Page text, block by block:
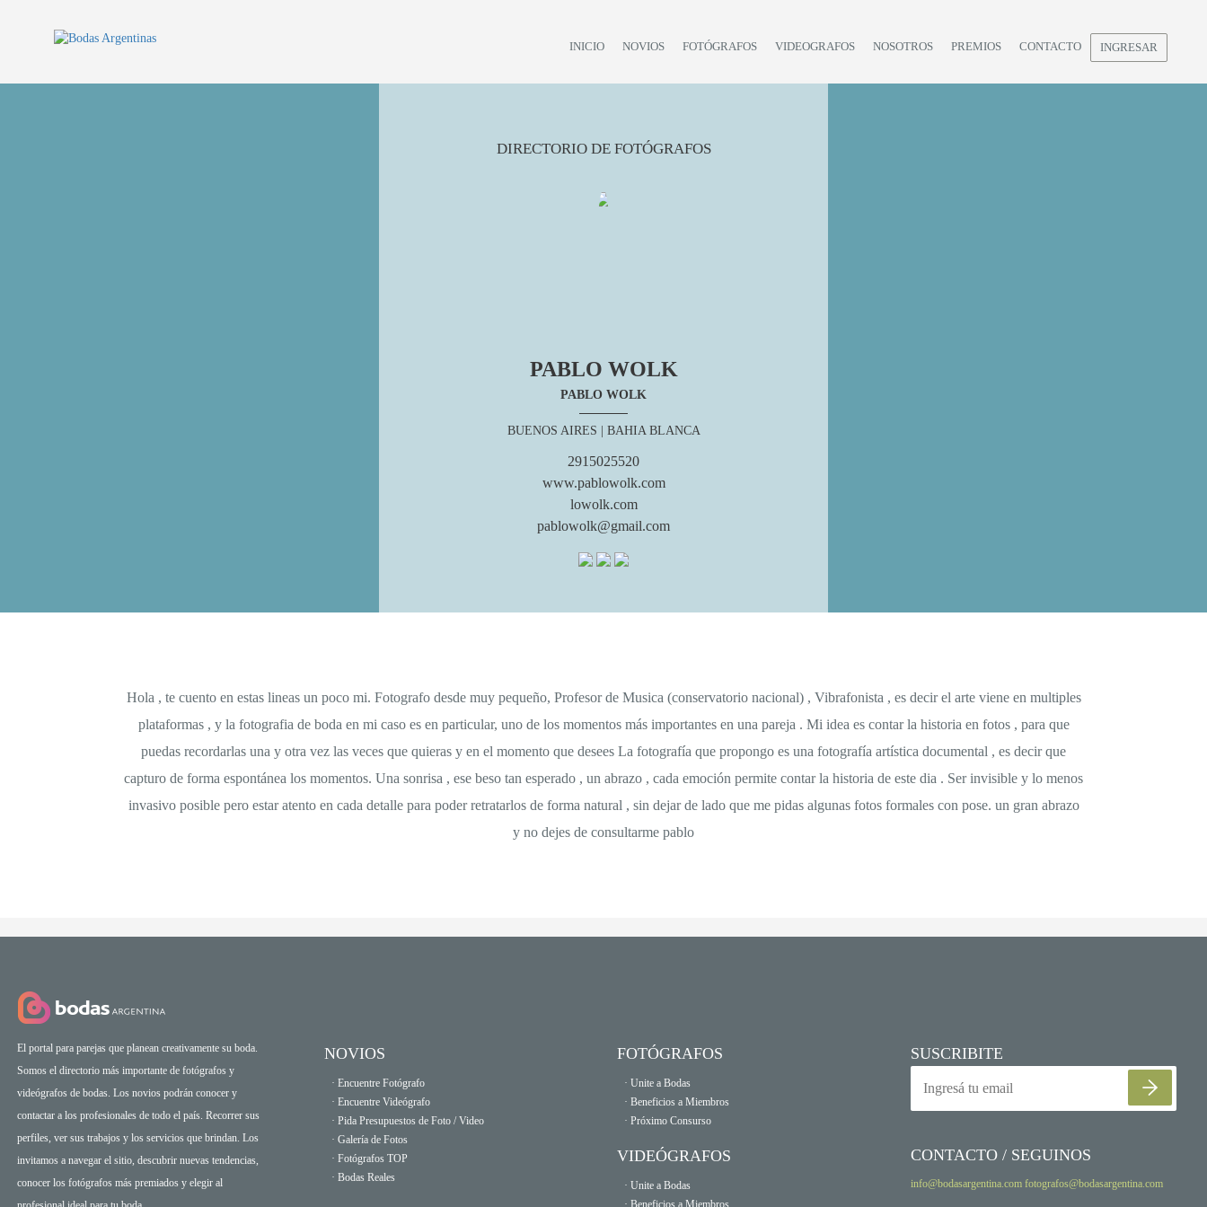
INICIO NOVIOS FOTÓGRAFOS VIDEOGRAFOS NOSOTROS PREMIOS CONTACTO INGRESAR
DIRECTORIO DE FOTÓGRAFOS
PABLO WOLK
PABLO WOLK
BUENOS AIRES | BAHIA BLANCA
2915025520
www.pablowolk.com
lowolk.com
pablowolk@gmail.com
Hola , te cuento en estas lineas un poco mi. Fotografo desde muy pequeño, Profesor de Musica (conservatorio nacional) , Vibrafonista , es decir el arte viene en multiples
plataformas , y la fotografia de boda en mi caso es en particular, uno de los momentos más importantes en una pareja . Mi idea es contar la historia en fotos , para que
puedas recordarlas una y otra vez las veces que quieras y en el momento que desees La fotografía que propongo es una fotografía artística documental , es decir que
capturo de forma espontánea los momentos. Una sonrisa , ese beso tan esperado , un abrazo , cada emoción permite contar la historia de este dia . Ser invisible y lo menos
invasivo posible pero estar atento en cada detalle para poder retratarlos de forma natural , sin dejar de lado que me pidas algunas fotos formales con pose. un gran abrazo
y no dejes de consultarme pablo
El portal para parejas que planean creativamente su boda.
Somos el directorio más importante de fotógrafos y
videógrafos de bodas. Los novios podrán conocer y
contactar a los profesionales de todo el país. Recorrer sus
perfiles, ver sus trabajos y los servicios que brindan. Los
invitamos a navegar el sitio, descubrir nuevas tendencias,
conocer los fotógrafos más premiados y elegir al
NOVIOS
· Encuentre Fotógrafo
· Encuentre Videógrafo
· Pida Presupuestos de Foto / Video
· Galería de Fotos
· Fotógrafos TOP
· Bodas Reales
FOTÓGRAFOS
· Unite a Bodas
· Beneficios a Miembros
· Próximo Consurso
VIDEÓGRAFOS
· Unite a Bodas
· Beneficios a Miembros
SUSCRIBITE
CONTACTO / SEGUINOS
info@bodasargentina.com fotografos@bodasargentina.com